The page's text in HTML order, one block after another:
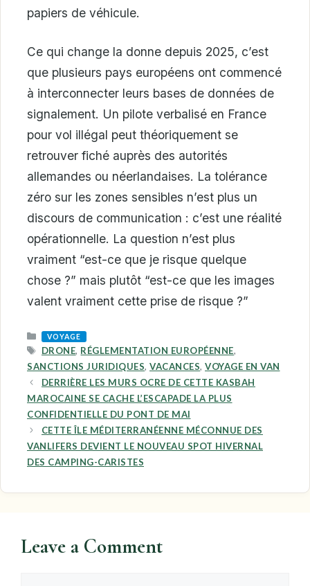
papiers de véhicule.
Ce qui change la donne depuis 2025, c’est
que plusieurs pays européens ont commencé
à interconnecter leurs bases de données de
signalement. Un pilote verbalisé en France
pour vol illégal peut théoriquement se
retrouver fiché auprès des autorités
allemandes ou néerlandaises. La tolérance
zéro sur les zones sensibles n’est plus un
discours de communication : c’est une réalité
opérationnelle. La question n’est plus
vraiment “est-ce que je risque quelque
chose ?” mais plutôt “est-ce que les images
valent vraiment cette prise de risque ?”
CATEGORIES
VOYAGE
TAGS
DRONE, RÉGLEMENTATION EUROPÉENNE,
SANCTIONS JURIDIQUES, VACANCES, VOYAGE EN VAN
DERRIÈRE LES MURS OCRE DE CETTE KASBAH
MAROCAINE SE CACHE L’ESCAPADE LA PLUS
CONFIDENTIELLE DU PONT DE MAI
CETTE ÎLE MÉDITERRANÉENNE MÉCONNUE DES
VANLIFERS DEVIENT LE NOUVEAU SPOT HIVERNAL
DES CAMPING-CARISTES
Leave a Comment